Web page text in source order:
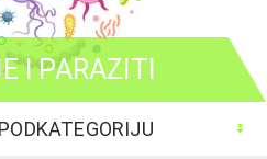
I PARAZITI